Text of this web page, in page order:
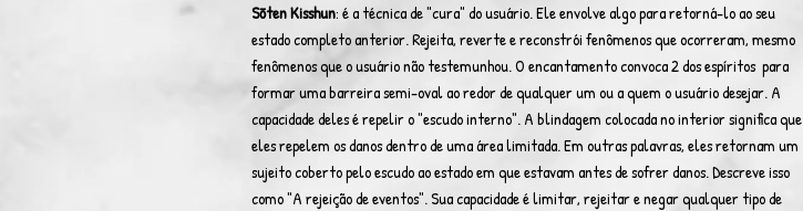
Sōten Kisshun: é a técnica de "cura" do usuário. Ele envolve algo para retorná-lo ao seu
estado completo anterior. Rejeita, reverte e reconstrói fenômenos que ocorreram, mesmo
fenômenos que o usuário não testemunhou. O encantamento convoca 2 dos espíritos para
formar uma barreira semi-oval ao redor de qualquer um ou a quem o usuário desejar. A
capacidade deles é repelir o "escudo interno". A blindagem colocada no interior significa que
eles repelem os danos dentro de uma área limitada. Em outras palavras, eles retornam um
sujeito coberto pelo escudo ao estado em que estavam antes de sofrer danos. Descreve isso
como "A rejeição de eventos". Sua capacidade é limitar, rejeitar e negar qualquer tipo de